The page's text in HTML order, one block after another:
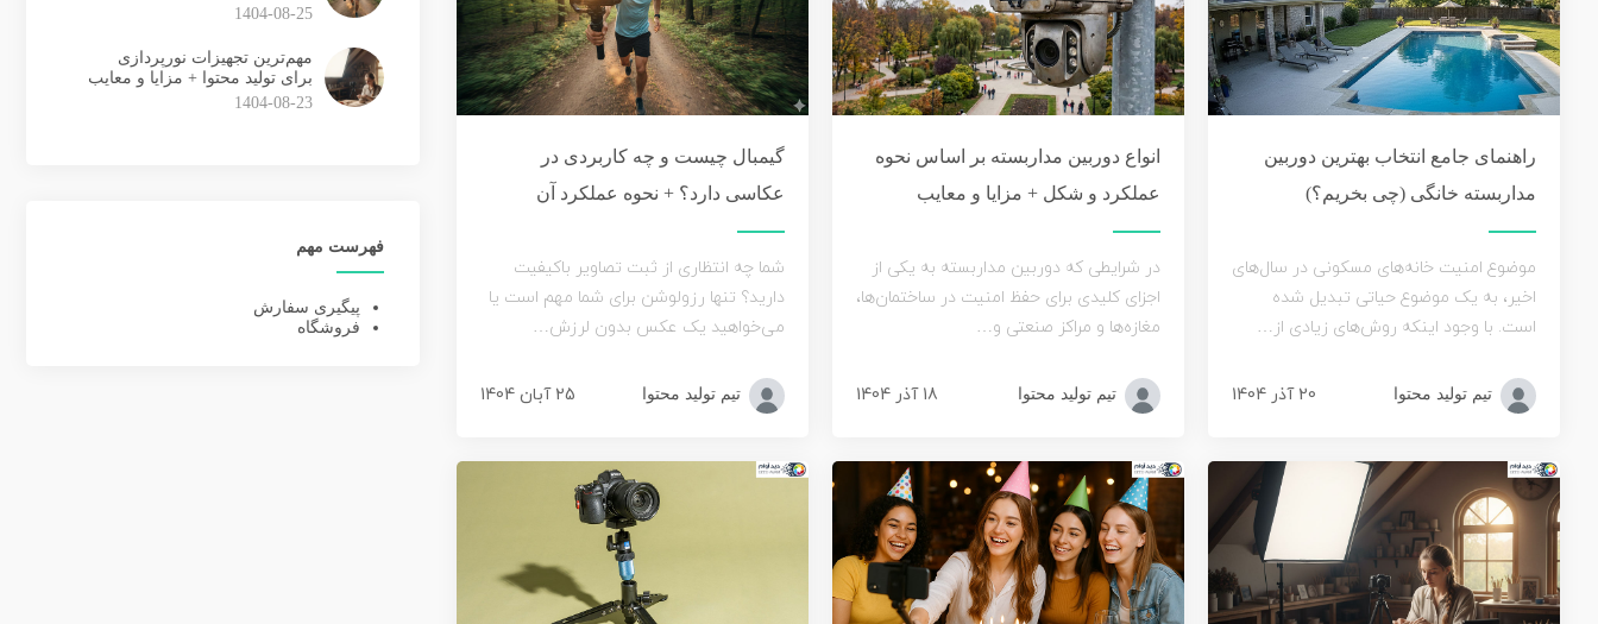
راهنمای جامع انتخاب بهترین دوربین
مداربسته خانگی (چی بخریم؟)
موضوع امنیت خانه‌های مسکونی در سال‌های
اخیر، به یک موضوع حیاتی تبدیل شده
است. با وجود اینکه روش‌های زیادی از…
تیم تولید محتوا 20 آذر 1404
انواع دوربین مداربسته بر اساس نحوه
عملکرد و شکل + مزایا و معایب
در شرایطی که دوربین مداربسته به یکی از
اجزای کلیدی برای حفظ امنیت در ساختمان‌ها،
مغازه‌ها و مراکز صنعتی و…
تیم تولید محتوا 18 آذر 1404
گیمبال چیست و چه کاربردی در
عکاسی دارد؟ + نحوه عملکرد آن
شما چه انتظاری از ثبت تصاویر باکیفیت
دارید؟ تنها رزولوشن برای شما مهم است یا
می‌خواهید یک عکس بدون لرزش…
تیم تولید محتوا 25 آبان 1404
1404-08-25
مهم‌ترین تجهیزات نورپردازی
برای تولید محتوا + مزایا و معایب
1404-08-23
فهرست مهم
پیگیری سفارش
فروشگاه